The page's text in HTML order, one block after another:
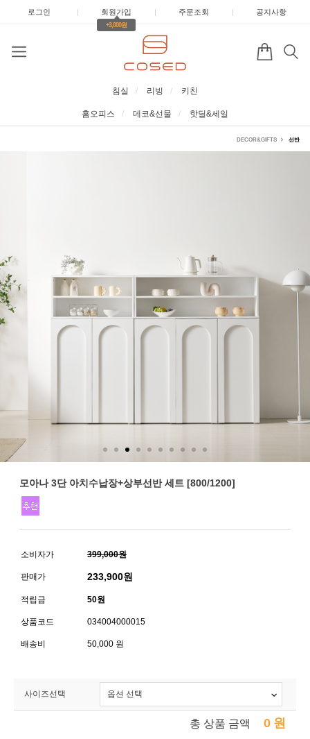
로그인 | 회원가입 |
+3,000원
주문조회 | 공지사항
침실 리빙 키친
홈오피스 데코&선물 핫딜&세일
DECOR&GIFTS 선반
모아나 3단 아치수납장+상부선반 세트 [800/1200]
소비자가 399,000원
판매가 233,900원
적립금 50원
상품코드 034004000015
배송비 50,000 원
사이즈선택
총 상품 금액 0 원